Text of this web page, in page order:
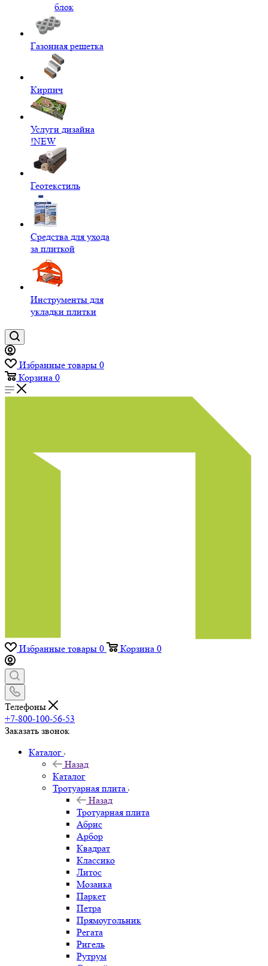
блок
Газонная решетка
Кирпич
Услуги дизайна
!NEW
Геотекстиль
Средства для ухода
за плиткой
Инструменты для
укладки плитки
Избранные товары 0
Корзина 0
Избранные товары 0 Корзина 0
Телефоны
+7-800-100-56-53
Заказать звонок
Каталог
Назад
Каталог
Тротуарная плита
Назад
Тротуарная плита
Абрис
Арбор
Квадрат
Классико
Литос
Мозаика
Паркет
Петра
Прямоугольник
Регата
Ригель
Рутрум